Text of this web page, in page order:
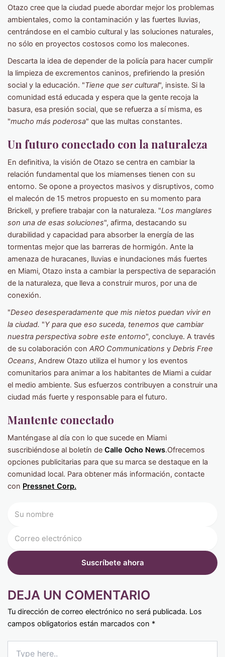
Otazo cree que la ciudad puede abordar mejor los problemas
ambientales, como la contaminación y las fuertes lluvias,
centrándose en el cambio cultural y las soluciones naturales,
no sólo en proyectos costosos como los malecones.
Descarta la idea de depender de la policía para hacer cumplir
la limpieza de excrementos caninos, prefiriendo la presión
social y la educación. "Tiene que ser cultural", insiste. Si la
comunidad está educada y espera que la gente recoja la
basura, esa presión social, que se refuerza a sí misma, es
"mucho más poderosa" que las multas constantes.
Un futuro conectado con la naturaleza
En definitiva, la visión de Otazo se centra en cambiar la
relación fundamental que los miamenses tienen con su
entorno. Se opone a proyectos masivos y disruptivos, como
el malecón de 15 metros propuesto en su momento para
Brickell, y prefiere trabajar con la naturaleza. "Los manglares
son una de esas soluciones", afirma, destacando su
durabilidad y capacidad para absorber la energía de las
tormentas mejor que las barreras de hormigón. Ante la
amenaza de huracanes, lluvias e inundaciones más fuertes
en Miami, Otazo insta a cambiar la perspectiva de separación
de la naturaleza, que lleva a construir muros, por una de
conexión.
"Deseo desesperadamente que mis nietos puedan vivir en
la ciudad. "Y para que eso suceda, tenemos que cambiar
nuestra perspectiva sobre este entorno", concluye. A través
de su colaboración con ARO Communications y Debris Free
Oceans, Andrew Otazo utiliza el humor y los eventos
comunitarios para animar a los habitantes de Miami a cuidar
el medio ambiente. Sus esfuerzos contribuyen a construir una
ciudad más fuerte y responsable para el futuro.
Mantente conectado
Manténgase al día con lo que sucede en Miami
suscribiéndose al boletín de Calle Ocho News.Ofrecemos
opciones publicitarias para que su marca se destaque en la
comunidad local. Para obtener más información, contacte
con Pressnet Corp.
DEJA UN COMENTARIO
Tu dirección de correo electrónico no será publicada. Los
campos obligatorios están marcados con *
here..